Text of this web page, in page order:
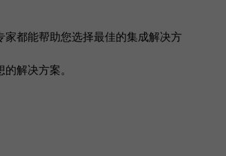
都能帮助您选择最佳的集成解决方
解决方案。